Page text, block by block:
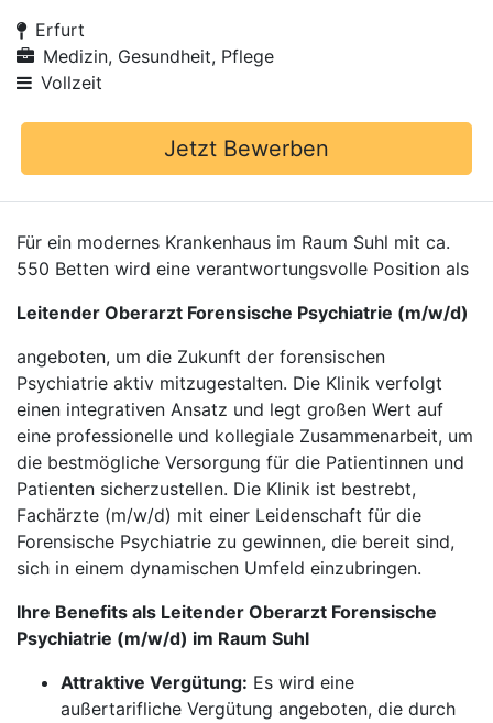
Erfurt
Medizin, Gesundheit, Pflege
Vollzeit
Jetzt Bewerben
Für ein modernes Krankenhaus im Raum Suhl mit ca.
550 Betten wird eine verantwortungsvolle Position als
Leitender Oberarzt Forensische Psychiatrie (m/w/d)
angeboten, um die Zukunft der forensischen
Psychiatrie aktiv mitzugestalten. Die Klinik verfolgt
einen integrativen Ansatz und legt großen Wert auf
eine professionelle und kollegiale Zusammenarbeit, um
die bestmögliche Versorgung für die Patientinnen und
Patienten sicherzustellen. Die Klinik ist bestrebt,
Fachärzte (m/w/d) mit einer Leidenschaft für die
Forensische Psychiatrie zu gewinnen, die bereit sind,
sich in einem dynamischen Umfeld einzubringen.
Ihre Benefits als Leitender Oberarzt Forensische
Psychiatrie (m/w/d) im Raum Suhl
Attraktive Vergütung: Es wird eine
außertarifliche Vergütung angeboten, die durch